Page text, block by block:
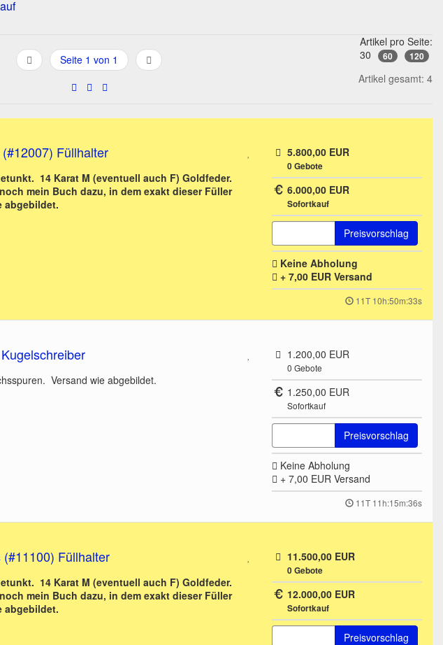
Seite 1 von 1
Artikel pro Seite:
30
60 120
Artikel gesamt: 4
Füllhalter
14 Karat M (eventuell auch F) Goldfeder.
mein Buch dazu, in dem exakt dieser Füller
abgebildet.
5.800,00 EUR
0Gebote
6.000,00 EUR
Sofortkauf
Preisvorschlag
Keine Abholung
+ 7,00 EURVersand
11T 10h:50m:33s
Versand wie abgebildet.
1.200,00 EUR
0 Gebote
1.250,00 EUR
Sofortkauf
Preisvorschlag
Keine Abholung
+ 7,00 EURVersand
11T 11h:15m:36s
(#11100) Füllhalter
14 Karat M (eventuell auch F) Goldfeder.
mein Buch dazu, in dem exakt dieser Füller
abgebildet.
11.500,00 EUR
0Gebote
12.000,00 EUR
Sofortkauf
Preisvorschlag